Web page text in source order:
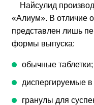
Найсулид
«Алиум». В отличие
представлен лишь
формы выпуска:
обычные таблетки;
диспергируемые в
гранулы для